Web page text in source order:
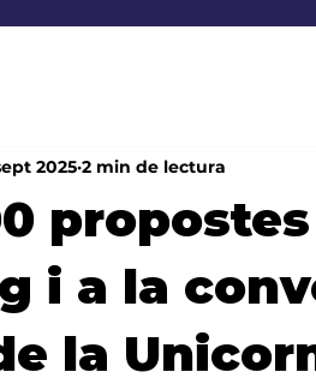
i a la
la
2025 2 min de lectura